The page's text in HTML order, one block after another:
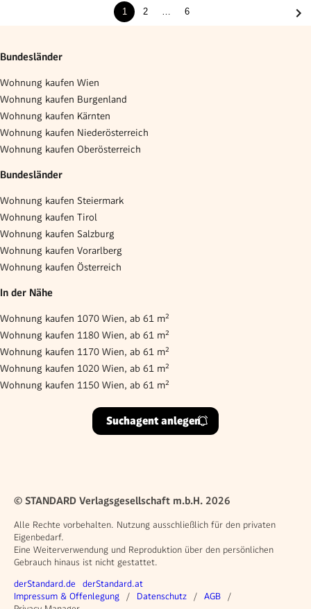
1 2 6
Bundesländer
Wohnung kaufen Wien
Wohnung kaufen Burgenland
Wohnung kaufen Kärnten
Wohnung kaufen Niederösterreich
Wohnung kaufen Oberösterreich
Bundesländer
Wohnung kaufen Steiermark
Wohnung kaufen Tirol
Wohnung kaufen Salzburg
Wohnung kaufen Vorarlberg
Wohnung kaufen Österreich
In der Nähe
Wohnung kaufen 1070 Wien, ab 61 m²
Wohnung kaufen 1180 Wien, ab 61 m²
Wohnung kaufen 1170 Wien, ab 61 m²
Wohnung kaufen 1020 Wien, ab 61 m²
Wohnung kaufen 1150 Wien, ab 61 m²
Suchagent anlegen
© STANDARD Verlagsgesellschaft m.b.H. 2026
Alle Rechte vorbehalten. Nutzung ausschließlich für den privaten
Eigenbedarf.
Eine Weiterverwendung und Reproduktion über den persönlichen
Gebrauch hinaus ist nicht gestattet.
Weitere Angebote
derStandard.de derStandard.at
Rechtliches
Impressum & Offenlegung Datenschutz
AGB